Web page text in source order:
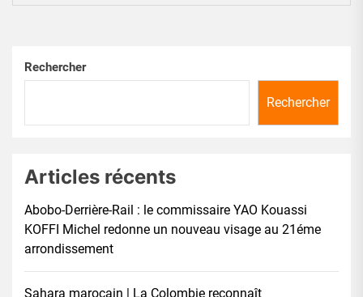
Rechercher
Rechercher
Articles récents
Abobo-Derrière-Rail : le commissaire YAO Kouassi
KOFFI Michel redonne un nouveau visage au 21éme
arrondissement
Sahara marocain | La Colombie reconnaît